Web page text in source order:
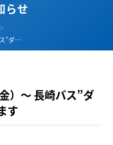
らせ
”ダ…
）～ 長崎バス”ダ
す